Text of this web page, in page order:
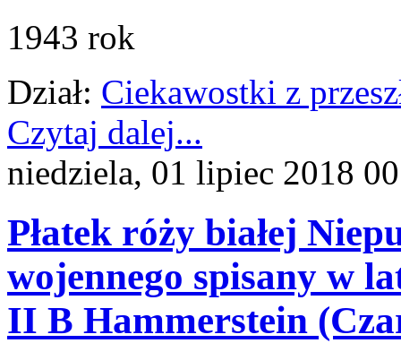
1943 rok
Dział: Ciekawostki z
Czytaj dalej...
niedziela, 01 lipiec 2018
Płatek róży białej
wojennego spisany w
II B Hammerstein